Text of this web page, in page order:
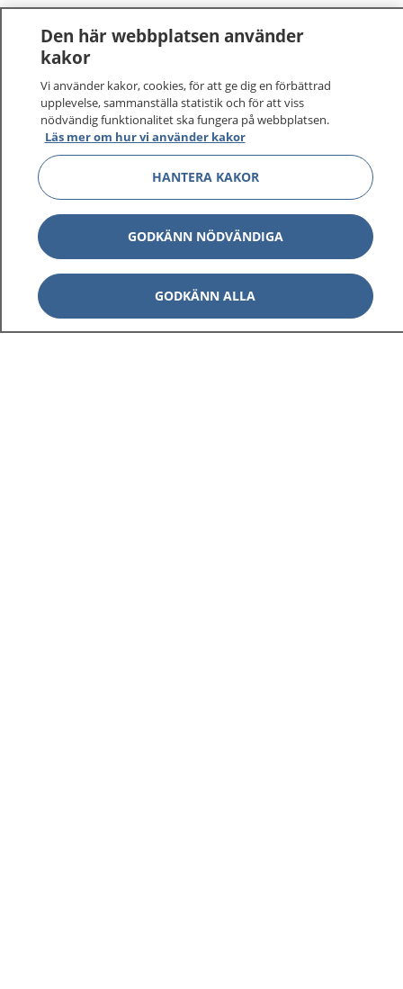
Den här webbplatsen använder
kakor
Vi använder kakor, cookies, för att ge dig en förbättrad
upplevelse, sammanställa statistik och för att viss
nödvändig funktionalitet ska fungera på webbplatsen.
Läs mer om hur vi använder kakor
HANTERA KAKOR
GODKÄNN NÖDVÄNDIGA
GODKÄNN ALLA